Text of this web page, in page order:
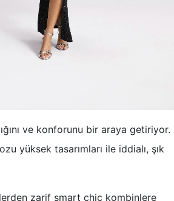
ve konforunu bir araya getiriyor.
yüksek tasarımları ile iddialı, şık
zarif smart chic kombinlere